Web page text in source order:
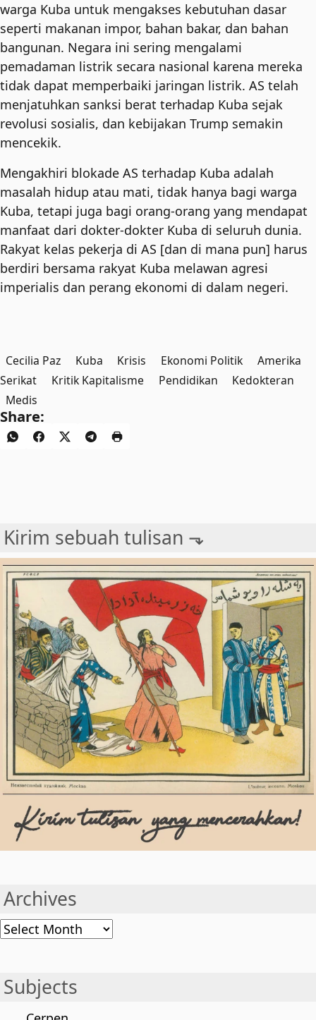
warga Kuba untuk mengakses kebutuhan dasar
seperti makanan impor, bahan bakar, dan bahan
bangunan. Negara ini sering mengalami
pemadaman listrik secara nasional karena mereka
tidak dapat memperbaiki jaringan listrik. AS telah
menjatuhkan sanksi berat terhadap Kuba sejak
revolusi sosialis, dan kebijakan Trump semakin
mencekik.
Mengakhiri blokade AS terhadap Kuba adalah
masalah hidup atau mati, tidak hanya bagi warga
Kuba, tetapi juga bagi orang-orang yang mendapat
manfaat dari dokter-dokter Kuba di seluruh dunia.
Rakyat kelas pekerja di AS [dan di mana pun] harus
berdiri bersama rakyat Kuba melawan agresi
imperialis dan perang ekonomi di dalam negeri.
Cecilia Paz Kuba Krisis Ekonomi Politik
Amerika
Serikat
Kritik Kapitalisme Pendidikan
Kedokteran
Medis
Share:
Kirim sebuah tulisan ⬎
Archives
Archives
Subjects